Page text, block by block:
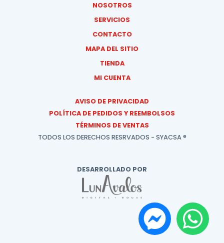
NOSOTROS
SERVICIOS
CONTACTO
MAPA DEL SITIO
TIENDA
MI CUENTA
AVISO DE PRIVACIDAD
POLÍTICA DE PEDIDOS Y REEMBOLSOS
TÉRMINOS DE VENTAS
TODOS LOS DERECHOS RESRVADOS - SYACSA ®
DESARROLLADO POR